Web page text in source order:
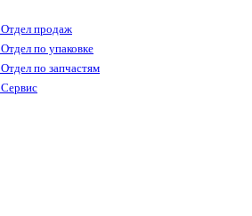
Отдел продаж
Отдел по упаковке
Отдел по запчастям
Сервис